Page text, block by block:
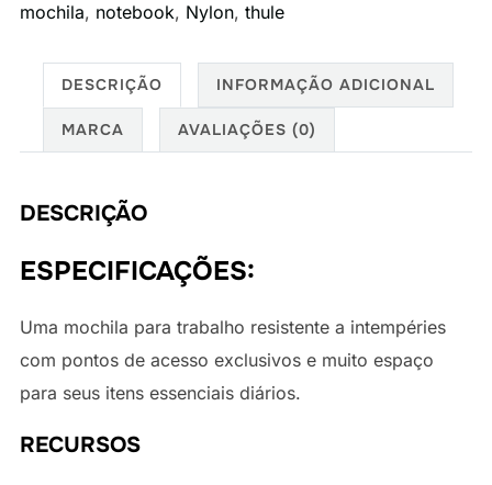
mochila, notebook, Nylon, thule
DESCRIÇÃO INFORMAÇÃO ADICIONAL
MARCA AVALIAÇÕES (0)
DESCRIÇÃO
ESPECIFICAÇÕES:
Uma mochila para trabalho resistente a intempéries
com pontos de acesso exclusivos e muito espaço
para seus itens essenciais diários.
RECURSOS